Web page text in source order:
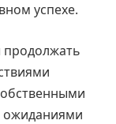
успехе.
ожиданиями